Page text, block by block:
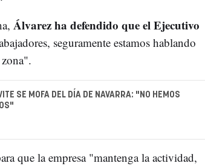
Álvarez ha defendido que el Ejecutivo
seguramente estamos hablando
SE MOFA DEL DÍA DE NAVARRA: "NO HEMOS
que la empresa "mantenga la actividad,